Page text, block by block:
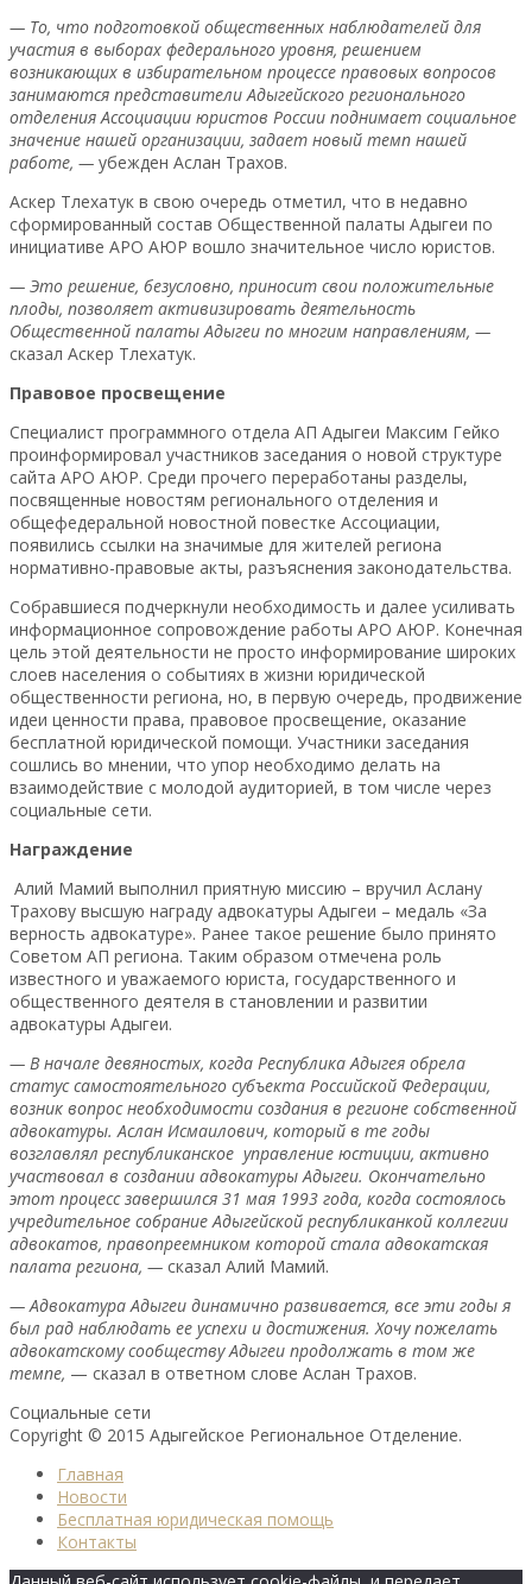
— То, что подготовкой общественных наблюдателей для
участия в выборах федерального уровня, решением
возникающих в избирательном процессе правовых вопросов
занимаются представители Адыгейского регионального
отделения Ассоциации юристов России поднимает социальное
значение нашей организации, задает новый темп нашей
работе, — убежден Аслан Трахов.
Аскер Тлехатук в свою очередь отметил, что в недавно
сформированный состав Общественной палаты Адыгеи по
инициативе АРО АЮР вошло значительное число юристов.
— Это решение, безусловно, приносит свои положительные
плоды, позволяет активизировать деятельность
Общественной палаты Адыгеи по многим направлениям, —
сказал Аскер Тлехатук.
Правовое просвещение
Специалист программного отдела АП Адыгеи Максим Гейко
проинформировал участников заседания о новой структуре
сайта АРО АЮР. Среди прочего переработаны разделы,
посвященные новостям регионального отделения и
общефедеральной новостной повестке Ассоциации,
появились ссылки на значимые для жителей региона
нормативно-правовые акты, разъяснения законодательства.
Собравшиеся подчеркнули необходимость и далее усиливать
информационное сопровождение работы АРО АЮР. Конечная
цель этой деятельности не просто информирование широких
слоев населения о событиях в жизни юридической
общественности региона, но, в первую очередь, продвижение
идеи ценности права, правовое просвещение, оказание
бесплатной юридической помощи. Участники заседания
сошлись во мнении, что упор необходимо делать на
взаимодействие с молодой аудиторией, в том числе через
социальные сети.
Награждение
Алий Мамий выполнил приятную миссию – вручил Аслану
Трахову высшую награду адвокатуры Адыгеи – медаль «За
верность адвокатуре». Ранее такое решение было принято
Советом АП региона. Таким образом отмечена роль
известного и уважаемого юриста, государственного и
общественного деятеля в становлении и развитии
адвокатуры Адыгеи.
— В начале девяностых, когда Республика Адыгея обрела
статус самостоятельного субъекта Российской Федерации,
возник вопрос необходимости создания в регионе собственной
адвокатуры. Аслан Исмаилович, который в те годы
возглавлял республиканское управление юстиции, активно
участвовал в создании адвокатуры Адыгеи. Окончательно
этот процесс завершился 31 мая 1993 года, когда состоялось
учредительное собрание Адыгейской республиканкой коллегии
адвокатов, правопреемником которой стала адвокатская
палата региона, — сказал Алий Мамий.
— Адвокатура Адыгеи динамично развивается, все эти годы я
был рад наблюдать ее успехи и достижения. Хочу пожелать
адвокатскому сообществу Адыгеи продолжать в том же
темпе, — сказал в ответном слове Аслан Трахов.
Социальные сети
Copyright © 2015 Адыгейское Региональное Отделение.
Главная
Новости
Бесплатная юридическая помощь
Контакты